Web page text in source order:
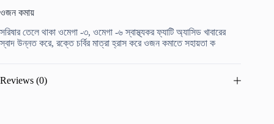
ওজন কমায়
সরিষার তেলে থাকা ওমেগা -৩, ওমেগা -৬ স্বাস্থ্যকর ফ্যাটি অ্যাসিড খাবারের
স্বাদ উন্নত করে, রক্তে চর্বির মাত্রা হ্রাস করে ওজন কমাতে সহায়তা ক
Reviews (0)